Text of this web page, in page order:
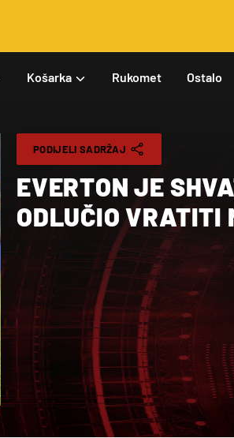
Košarka Rukomet Ostalo
PODIJELI SADRŽAJ
EVERTON JE
ODLUČIO